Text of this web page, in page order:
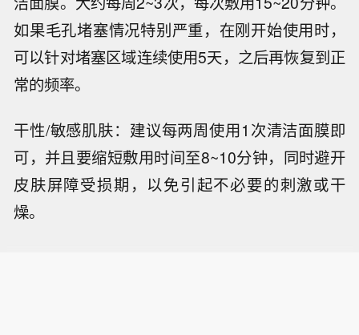
如果毛孔堵塞情况特别严重，在刚开始使用时，
可以针对堵塞区域连续使用5天，之后再恢复到正
常的频率。
干性/敏感肌肤：建议每两周使用1次清洁面膜即
可，并且要缩短敷用时间至8~10分钟，同时避开
皮肤屏障受损期，以免引起不必要的刺激或干
燥。